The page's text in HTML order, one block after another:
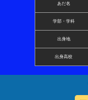
あだ名
学部・学科
出身地
出身高校